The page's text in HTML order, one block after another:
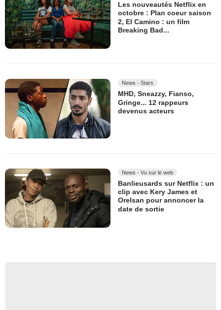
Les nouveautés Netflix en
octobre : Plan coeur saison
2, El Camino : un film
Breaking Bad...
News - Stars
MHD, Sneazzy, Fianso,
Gringe... 12 rappeurs
devenus acteurs
News - Vu sur le web
Banlieusards sur Netflix : un
clip avec Kery James et
Orelsan pour annoncer la
date de sortie